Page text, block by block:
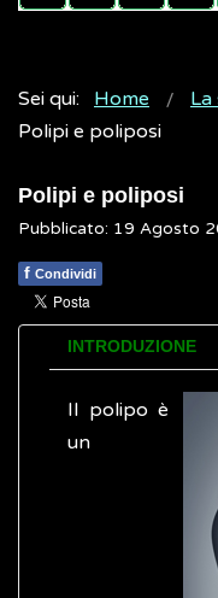
Sei qui: Home La
Polipi e poliposi
Polipi e poliposi
Pubblicato: 19 Agosto
f Condividi
INTRODUZIONE
Il polipo è
un